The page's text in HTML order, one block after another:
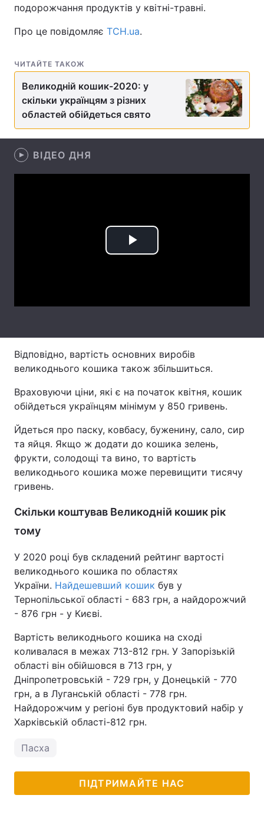
Україна Політика
Економіка Світ
Спорт
Техно і зв'язок Лайт
Зброя Інциденти
Здоров'я Туризм
Цікавинки
Статті
Послуги
Тема оформлення
подорожчання продуктів у квітні-травні.
Про це повідомляє ТСН.uа.
ЧИТАЙТЕ ТАКОЖ
Великодній кошик-2020: у
скільки українцям з різних
областей обійдеться свято
ВІДЕО ДНЯ
Play
Відповідно, вартість основних виробів
великоднього кошика також збільшиться.
Враховуючи ціни, які є на початок квітня, кошик
обійдеться українцям мінімум у 850 гривень.
Йдеться про паску, ковбасу, буженину, сало, сир
та яйця. Якщо ж додати до кошика зелень,
фрукти, солодощі та вино, то вартість
великоднього кошика може перевищити тисячу
гривень.
Скільки коштував Великодній кошик рік
тому
У 2020 році був складений рейтинг вартості
великоднього кошика по областях
України. Найдешевший кошик був у
Тернопільської області - 683 грн, а найдорожчий
- 876 грн - у Києві.
Вартість великоднього кошика на сході
коливалася в межах 713-812 грн. У Запорізькій
області він обійшовся в 713 грн, у
Дніпропетровській - 729 грн, у Донецькій - 770
грн, а в Луганській області - 778 грн.
Найдорожчим у регіоні був продуктовий набір у
Харківській області-812 грн.
Пасха
ПІДТРИМАЙТЕ НАС